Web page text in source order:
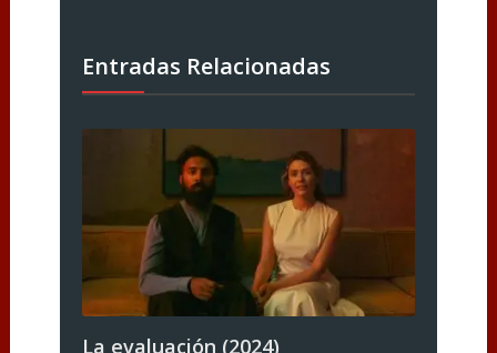
Entradas Relacionadas
La evaluación (2024)